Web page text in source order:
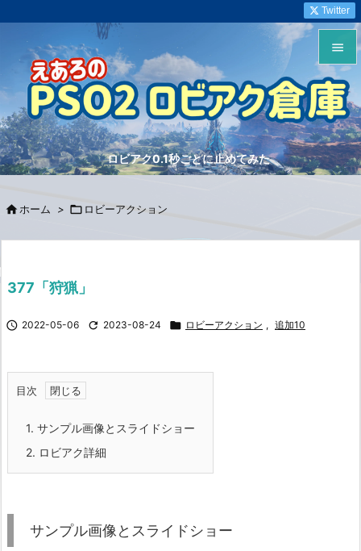
ロビアク0.1秒ごとに止めてみた


メニュ

サイド


Twitter
 ホーム >  ロビーアクション
377「狩猟」
 2022-05-06  2023-08-24  ロビーアクション , 追加10
目次
1. サンプル画像とスライドショー
2. ロビアク詳細
サンプル画像とスライドショー